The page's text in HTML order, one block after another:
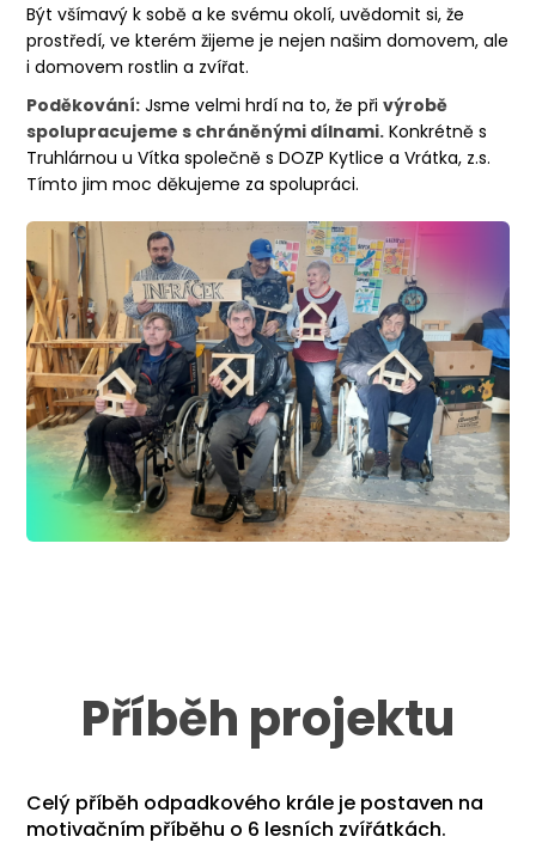
Být všímavý k sobě a ke svému okolí, uvědomit si, že
prostředí, ve kterém žijeme je nejen našim domovem, ale
i domovem rostlin a zvířat.
Poděkování: Jsme velmi hrdí na to, že přivýrobě
spolupracujeme s chráněnými dílnami. Konkrétně s
Truhlárnou u Vítka společně s DOZP Kytlice a Vrátka, z.s.
Tímto jim moc děkujeme za spolupráci.
Příběh projektu
Celý příběh odpadkového krále je postaven na
motivačním příběhu o 6 lesních zvířátkách.